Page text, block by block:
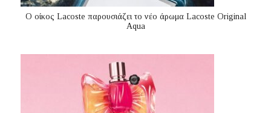
Ο οίκος Lacoste παρουσιάζει το νέο άρωμα Lacoste Original
Aqua